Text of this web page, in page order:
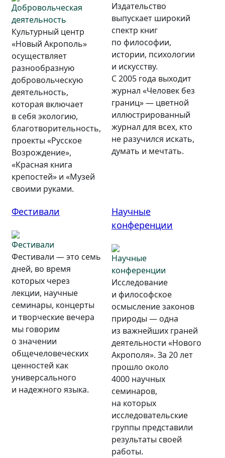
Культурный центр
«Новый Акрополь»
осуществляет
разнообразную
добровольческую
деятельность,
которая включает
в себя экологию,
благотворительность,
проекты «Русское
Возрождение»,
«Красная книга
крепостей» и «Музей
своими руками.
Издательство
выпускает широкий
спектр книг
по философии,
истории, психологии
и искусству.
С 2005 года выходит
журнал «Человек без
границ» — цветной
иллюстрированный
журнал для всех, кто
не разучился искать,
думать и мечтать.
Фестивали
Фестивали — это семь
дней, во время
которых через
лекции, научные
семинары, концерты
и творческие вечера
мы говорим
о значении
общечеловеческих
ценностей как
универсального
и надежного языка.
Научные
конференции
Исследование
и философское
осмысление законов
природы — одна
из важнейших граней
деятельности «Нового
Акрополя». За 20 лет
прошло около
4000 научных
семинаров,
на которых
исследовательские
группы представили
результаты своей
работы.